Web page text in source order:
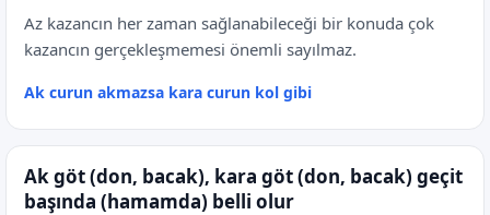
Az kazancın her zaman sağlanabileceği bir konuda çok
kazancın gerçekleşmemesi önemli sayılmaz.
Ak curun akmazsa kara curun kol gibi
Ak göt (don, bacak), kara göt (don, bacak) geçit
başında (hamamda) belli olur